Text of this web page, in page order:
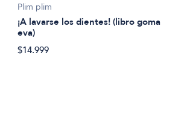
Plim plim
¡A lavarse los dientes! (libro goma
eva)
$14.999